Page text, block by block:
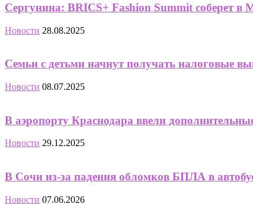
Сергунина: BRICS+ Fashion Summit соберет в
Новости 28.08.2025
Семьи с детьми начнут получать налоговые
Новости 08.07.2025
В аэропорту Краснодара ввели
Новости 29.12.2025
В Сочи из-за падения обломков БПЛА в
Новости 07.06.2026